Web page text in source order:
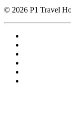
© 2026 P1 Travel